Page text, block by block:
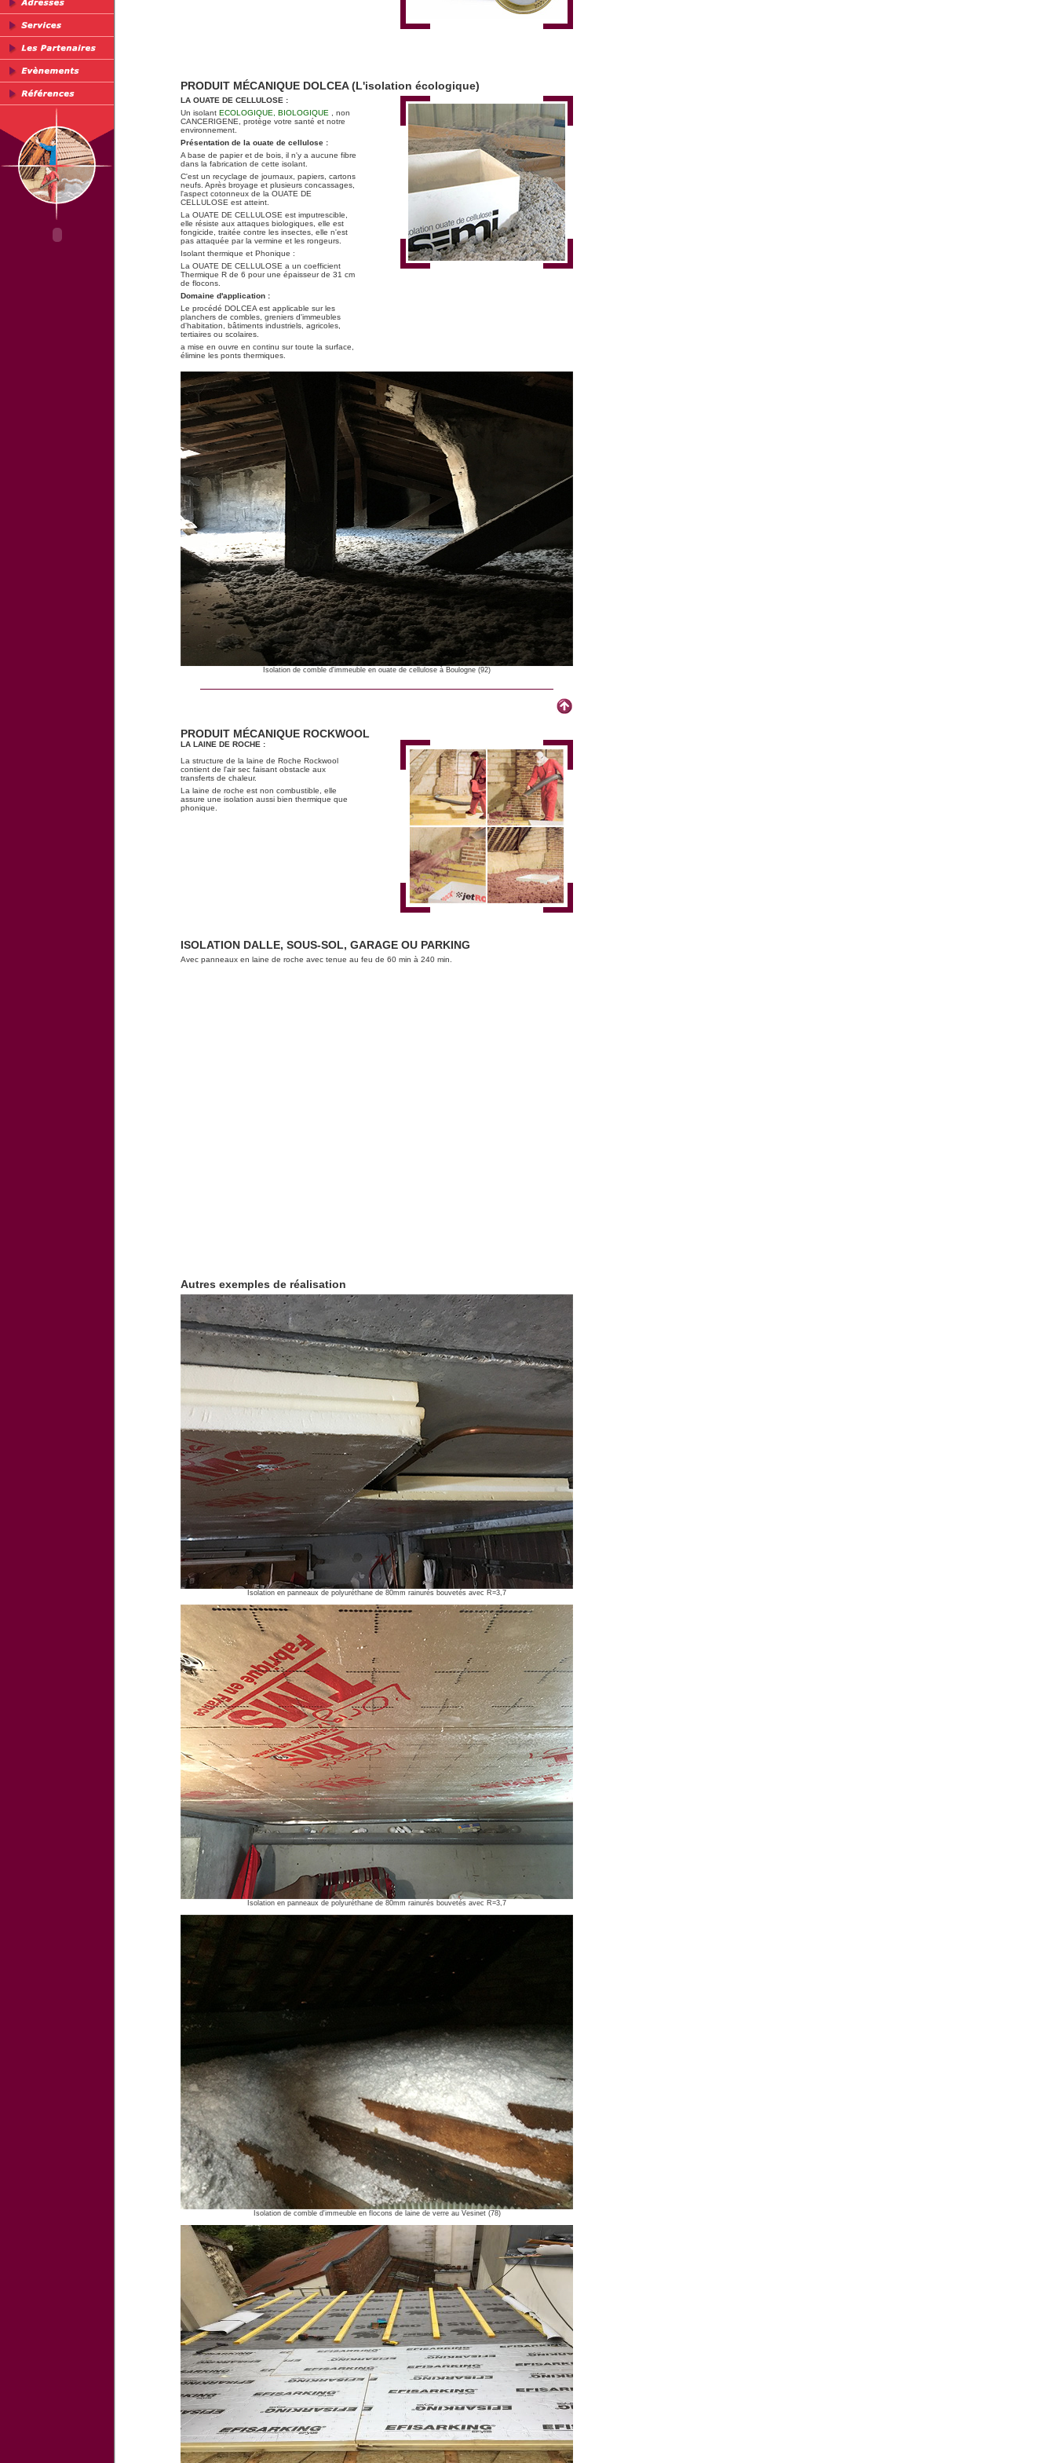
PRODUIT MÉCANIQUE DOLCEA (L'isolation écologique)
LA OUATE DE CELLULOSE :
Un isolant ECOLOGIQUE, BIOLOGIQUE , non
CANCERIGENE, protège votre santé et notre
environnement.
Présentation de la ouate de cellulose :
A base de papier et de bois, il n'y a aucune fibre
dans la fabrication de cette isolant.
C'est un recyclage de journaux, papiers, cartons
neufs. Après broyage et plusieurs concassages,
l'aspect cotonneux de la OUATE DE
CELLULOSE est atteint.
La OUATE DE CELLULOSE est imputrescible,
elle résiste aux attaques biologiques, elle est
fongicide, traitée contre les insectes, elle n'est
pas attaquée par la vermine et les rongeurs.
Isolant thermique et Phonique :
La OUATE DE CELLULOSE a un coefficient
Thermique R de 6 pour une épaisseur de 31 cm
de flocons.
Domaine d'application :
Le procédé DOLCEA est applicable sur les
planchers de combles, greniers d'immeubles
d'habitation, bâtiments industriels, agricoles,
tertiaires ou scolaires.
a mise en ouvre en continu sur toute la surface,
élimine les ponts thermiques.
Isolation de comble d'immeuble en ouate de cellulose à Boulogne (92)
PRODUIT MÉCANIQUE ROCKWOOL
LA LAINE DE ROCHE :
La structure de la laine de Roche Rockwool
contient de l'air sec faisant obstacle aux
transferts de chaleur.
La laine de roche est non combustible, elle
assure une isolation aussi bien thermique que
phonique.
ISOLATION DALLE, SOUS-SOL, GARAGE OU PARKING
Avec panneaux en laine de roche avec tenue au feu de 60 min à 240 min.
Autres exemples de réalisation
Isolation en panneaux de polyuréthane de 80mm rainurés bouvetés avec R=3,7
Isolation en panneaux de polyuréthane de 80mm rainurés bouvetés avec R=3,7
Isolation de comble d'immeuble en flocons de laine de verre au Vesinet (78)